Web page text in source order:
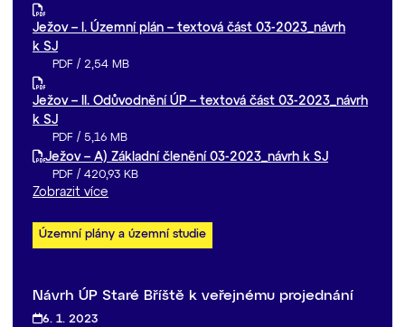
Ježov – I. Územní plán – textová část 03-2023_návrh
k SJ
PDF / 2,54 MB
Ježov – II. Odůvodnění ÚP – textová část 03-2023_návrh
k SJ
PDF / 5,16 MB
Ježov – A) Základní členění 03-2023_návrh k SJ
PDF / 420,93 KB
Zobrazit více
Územní plány a územní studie
Návrh ÚP Staré Bříště k veřejnému projednání
6. 1. 2023